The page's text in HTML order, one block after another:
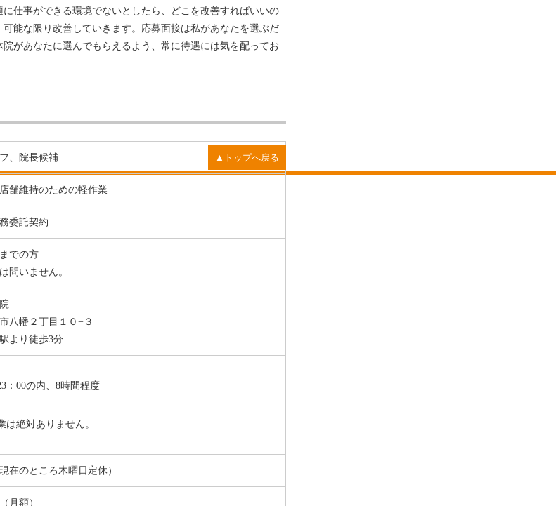
仕事ができる環境でないとしたら、どこを改善すればいいの
能な限り改善していきます。応募面接は私があなたを選ぶだ
があなたに選んでもらえるよう、常に待遇には気を配ってお
、院長候補
舗維持のための軽作業
委託契約
での方
問いません。
八幡２丁目１０−３
より徒歩3分
：00の内、8時間程度
は絶対ありません。
在のところ木曜日定休）
月額）
▲トップへ戻る